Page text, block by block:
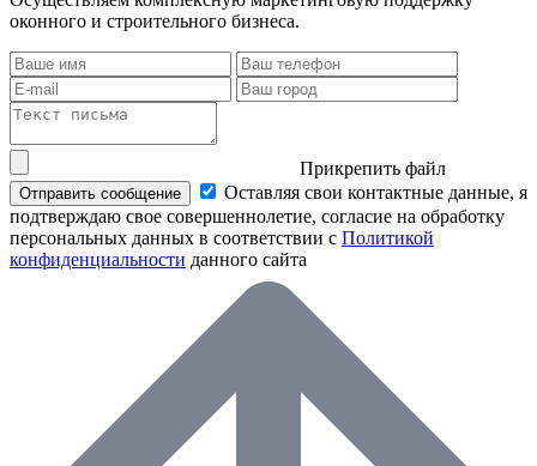
оконного и строительного бизнеса.
Прикрепить файл
Отправить сообщение
Оставляя свои контактные данные, я
подтверждаю свое совершеннолетие, согласие на обработку
персональных данных в соответствии с Политикой
конфиденциальности данного сайта